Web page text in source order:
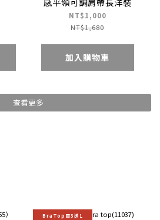
NT$1,000
NT$1,680
加入購物車
查看更多
BraTop買3送1